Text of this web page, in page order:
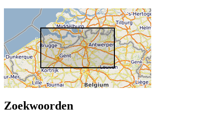
Zoekwoorden